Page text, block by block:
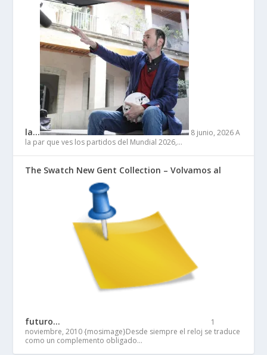
la… 8 junio, 2026 A
la par que ves los partidos del Mundial 2026,…
The Swatch New Gent Collection – Volvamos al
futuro…
1
noviembre, 2010 {mosimage}Desde siempre el reloj se traduce
como un complemento obligado…